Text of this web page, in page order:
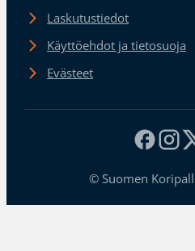
Laskutustiedot
Käyttöehdot ja tietosuoja
Evästeet
© Suomen